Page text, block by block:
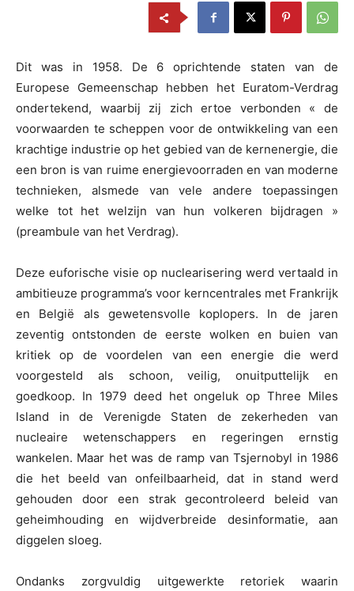
Dit was in 1958. De 6 oprichtende staten van de
Europese Gemeenschap hebben het Euratom-Verdrag
ondertekend, waarbij zij zich ertoe verbonden « de
voorwaarden te scheppen voor de ontwikkeling van een
krachtige industrie op het gebied van de kernenergie, die
een bron is van ruime energievoorraden en van moderne
technieken, alsmede van vele andere toepassingen
welke tot het welzijn van hun volkeren bijdragen »
(preambule van het Verdrag).
Deze euforische visie op nuclearisering werd vertaald in
ambitieuze programma’s voor kerncentrales met Frankrijk
en België als gewetensvolle koplopers. In de jaren
zeventig ontstonden de eerste wolken en buien van
kritiek op de voordelen van een energie die werd
voorgesteld als schoon, veilig, onuitputtelijk en
goedkoop. In 1979 deed het ongeluk op Three Miles
Island in de Verenigde Staten de zekerheden van
nucleaire wetenschappers en regeringen ernstig
wankelen. Maar het was de ramp van Tsjernobyl in 1986
die het beeld van onfeilbaarheid, dat in stand werd
gehouden door een strak gecontroleerd beleid van
geheimhouding en wijdverbreide desinformatie, aan
diggelen sloeg.
Ondanks zorgvuldig uitgewerkte retoriek waarin